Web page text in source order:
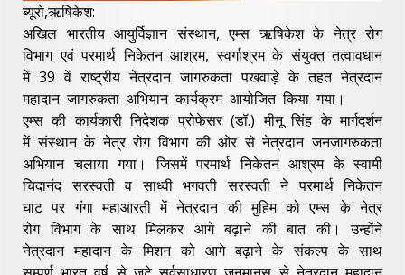
ब्यूरो,ऋषिकेश:
अखिल भारतीय आयुर्विज्ञान संस्थान, एम्स ऋषिकेश के नेत्र रोग
विभाग एवं परमार्थ निकेतन आश्रम, स्वर्गाश्रम के संयुक्त तत्वावधान
में 39 वें राष्ट्रीय नेत्रदान जागरुकता पखवाड़े के तहत नेत्रदान
महादान जागरुकता अभियान कार्यक्रम आयोजित किया गया।
एम्स की कार्यकारी निदेशक प्रोफेसर (डॉ.) मीनू सिंह के मार्गदर्शन
में संस्थान के नेत्र रोग विभाग की ओर से नेत्रदान जनजागरुकता
अभियान चलाया गया। जिसमें परमार्थ निकेतन आश्रम के स्वामी
चिदानंद सरस्वती व साध्वी भगवती सरस्वती ने परमार्थ निकेतन
घाट पर गंगा महाआरती में नेत्रदान की मुहिम को एम्स के नेत्र
रोग विभाग के साथ मिलकर आगे बढ़ाने की बात की। उन्होंने
नेत्रदान महादान के मिशन को आगे बढ़ाने के संकल्प के साथ